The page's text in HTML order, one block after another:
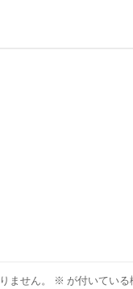
ません。 ※ が付いてい